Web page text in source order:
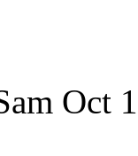
Oct